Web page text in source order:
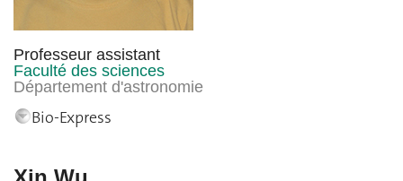
Professeur assistant
Faculté des sciences
Département d'astronomie
Bio-Express